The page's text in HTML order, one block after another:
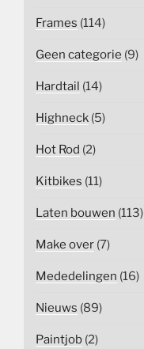
Frames (114)
Geen categorie (9)
Hardtail (14)
Highneck (5)
Hot Rod (2)
Kitbikes (11)
Laten bouwen (113)
Make over (7)
Mededelingen (16)
Nieuws (89)
Paintjob (2)